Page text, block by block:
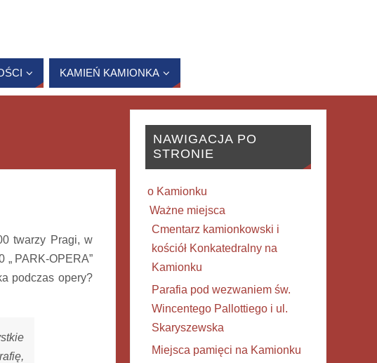
KAMIEŃ KAMIONKA
twarzy Pragi, w
„ PARK-OPERA”
podczas opery?
NAWIGACJA PO
STRONIE
o Kamionku
Ważne miejsca
Cmentarz kamionkowski i
kościół Konkatedralny na
Kamionku
Parafia pod wezwaniem św.
Wincentego Pallottiego i ul.
Skaryszewska
Miejsca pamięci na Kamionku